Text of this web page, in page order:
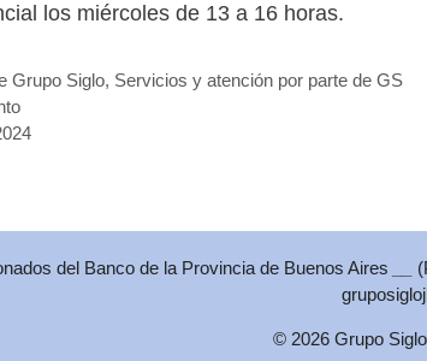
los miércoles de 13 a 16 horas.
Grupo Siglo, Servicios y atención por parte de GS
del Banco de la Provincia de Buenos Aires
© 2026 Grupo Siglo